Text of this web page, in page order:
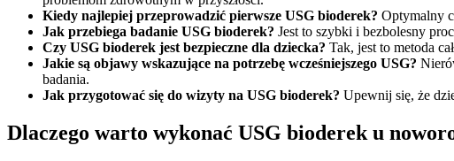
Kiedy najlepiej przeprowadzić pierwsze USG bioderek? Optymalny
Jak przebiega badanie USG bioderek? Jest to szybki i bezbolesny
Czy USG bioderek jest bezpieczne dla dziecka? Tak, jest to metoda
Jakie są objawy wskazujące na potrzebę wcześniejszego USG?
badania.
Jak przygotować się do wizyty na USG bioderek? Upewnij się, że
Dlaczego warto wykonać USG bioderek u